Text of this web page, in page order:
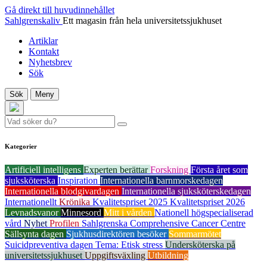
Gå direkt till huvudinnehållet
Sahlgrenskaliv Ett magasin från hela universitetssjukhuset
Artiklar
Kontakt
Nyhetsbrev
Sök
Sök Meny
Kategorier
Artificiell intelligens Experten berättarForskning Första året som
sjuksköterska Inspiration Internationella barnmorskedagen
Internationella blodgivardagen Internationella sjuksköterskedagen
Internationellt Krönika Kvalitetspriset 2025 Kvalitetspriset 2026
LevnadsvanorMinnesord Mitt i vården Nationell högspecialiserad
vård Nyhet Profilen Sahlgrenska Comprehensive Cancer Centre
Sällsynta dagen Sjukhusdirektören besöker Sommarmötet
Suicidpreventiva dagen Tema: Etisk stress Undersköterska på
universitetssjukhuset Uppgiftsväxling Utbildning